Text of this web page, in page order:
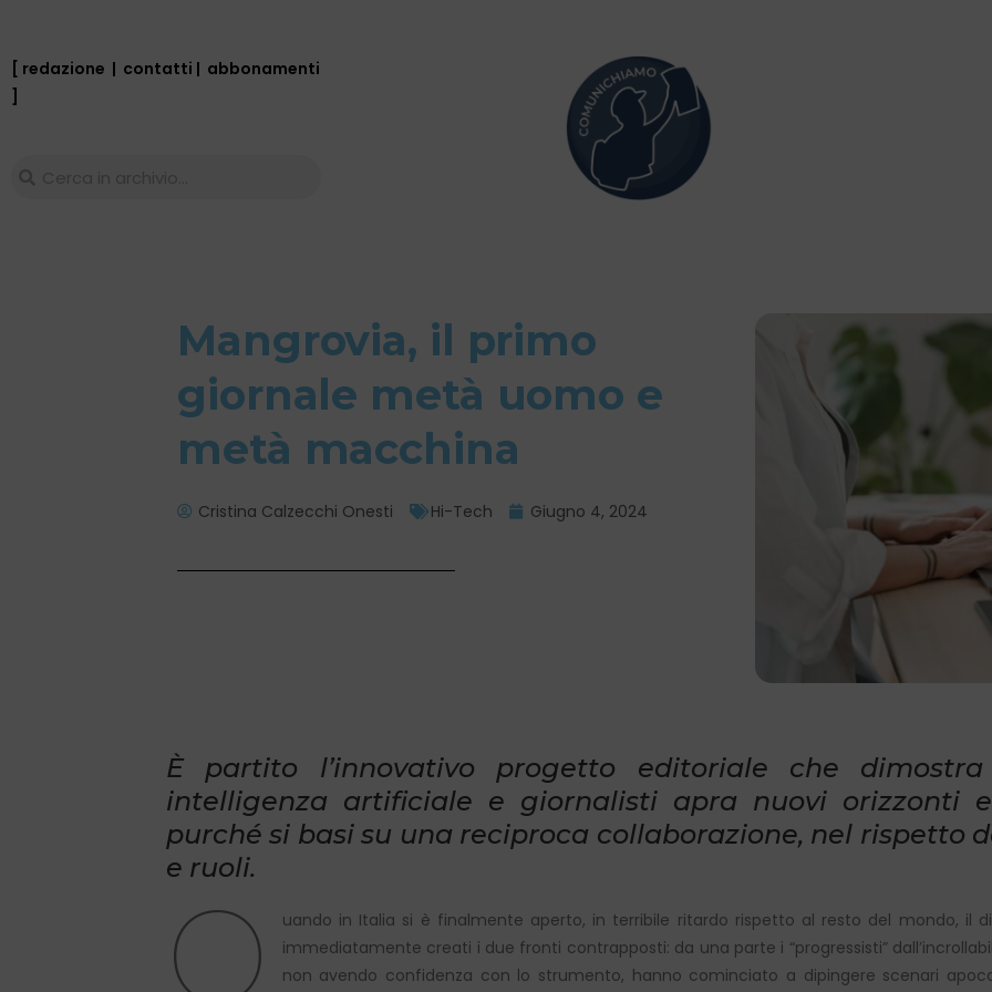
[ redazione | contatti | abbonamenti
]
Mangrovia, il primo
giornale metà uomo e
metà macchina
Cristina Calzecchi Onesti Hi-Tech Giugno 4, 2024
È partito l’innovativo progetto editoriale che
intelligenza artificiale e giornalisti apra nuovi orizzonti
purché si basi su una reciproca collaborazione, nel rispetto
e ruoli.
uando in Italia si è finalmente aperto, in terribile ritardo rispetto al resto del mondo, il
immediatamente creati i due fronti contrapposti: da una parte i “progressisti”
non avendo confidenza con lo strumento, hanno cominciato a dipingere scenari